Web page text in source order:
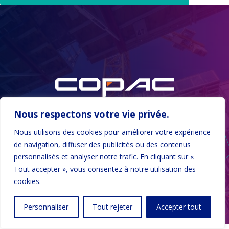
Nous respectons votre vie privée.
Nous utilisons des cookies pour améliorer votre expérience
de navigation, diffuser des publicités ou des contenus
personnalisés et analyser notre trafic. En cliquant sur «
Tout accepter », vous consentez à notre utilisation des
cookies.
Personnaliser Tout rejeter Accepter tout
LinkedIn
YouTube
WhatsApp
Mentions légalesPolitique de confidentialité Index FH